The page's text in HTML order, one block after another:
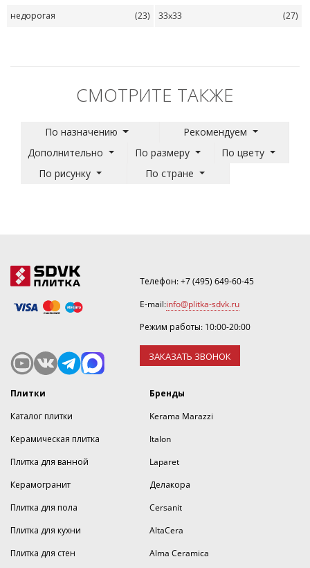
недорогая (23) 33x33 (27)
СМОТРИТЕ ТАКЖЕ
По назначению
Рекомендуем
Дополнительно
По размеру
По цвету
По рисунку
По стране
Телефон:+7 (495) 649-60-45
E-mail:info@plitka-sdvk.ru
Режим работы: 10:00-20:00
ЗАКАЗАТЬ ЗВОНОК
Плитки
Каталог плитки
Керамическая плитка
Плитка для ванной
Керамогранит
Плитка для пола
Плитка для кухни
Плитка для стен
Бренды
Kerama Marazzi
Italon
Laparet
Делакора
Cersanit
AltaCera
Alma Ceramica